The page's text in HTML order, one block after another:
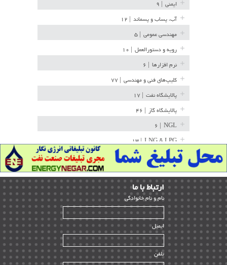
ایمنی
آب، پساب و پسماند
مهندسی عمومی
رویه و دستورالعمل
نرم افزارها
کلیپ‌های فنی و مهندسی
پالایشگاه نفت
پالایشگاه گاز
NGL
LNG & LPG | ۱۳
خط لوله | ۳۶
مخازن ذخیره | ۱۵
پتروشیمی | ۱۴
بازرسی و QC | ۱۵
HSE | ۳۹
ساخت و نصب | ۱۲
راه اندازی | ۹
سازندگان و تامین کنندگان | ۱۰
ارﺗﺒﺎط ﺑﺎ ما
ﻧﺎم و ﻧﺎم ﺧﺎﻧﻮادﮔﻰ
ایمیل
تلفن